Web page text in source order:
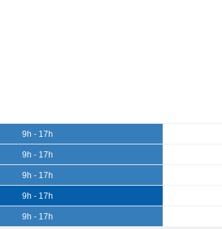
9h - 17h
9h - 17h
9h - 17h
9h - 17h
9h - 17h